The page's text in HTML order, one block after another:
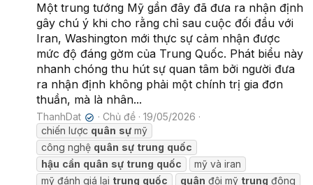
Một trung tướng Mỹ gần đây đã đưa ra nhận định
gây chú ý khi cho rằng chỉ sau cuộc đối đầu với
Iran, Washington mới thực sự cảm nhận được
mức độ đáng gờm của Trung Quốc. Phát biểu này
nhanh chóng thu hút sự quan tâm bởi người đưa
ra nhận định không phải một chính trị gia đơn
thuần, mà là nhân...
ThanhDat ✔ Chủ đề
19/05/2026
chiến lược quân sự mỹ
công nghệ quân sự trung quốc
hậu cần quân sự trung quốc
mỹ và iran
mỹ đánh giá lại trung quốc quân đội mỹ trung đông